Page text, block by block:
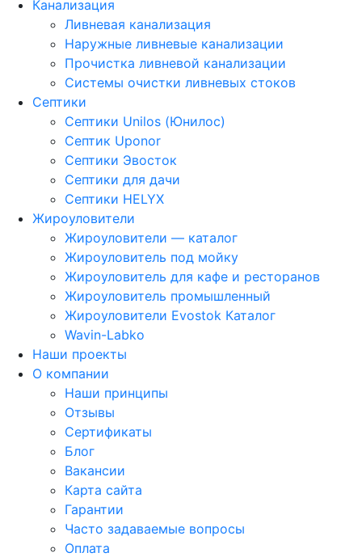
Канализация
Ливневая канализация
Наружные ливневые канализации
Прочистка ливневой канализации
Системы очистки ливневых стоков
Септики
Септики Unilos (Юнилос)
Септик Uponor
Септики Эвосток
Септики для дачи
Септики HELYX
Жироуловители
Жироуловители — каталог
Жироуловитель под мойку
Жироуловитель для кафе и ресторанов
Жироуловитель промышленный
Жироуловители Evostok Каталог
Wavin-Labko
Наши проекты
О компании
Наши принципы
Отзывы
Сертификаты
Блог
Вакансии
Карта сайта
Гарантии
Часто задаваемые вопросы
Оплата